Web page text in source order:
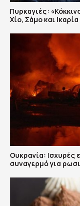
Πυρκαγιές:
Χίο, Σάμο και
Ουκρανία: Ισχυρές
συναγερμό για